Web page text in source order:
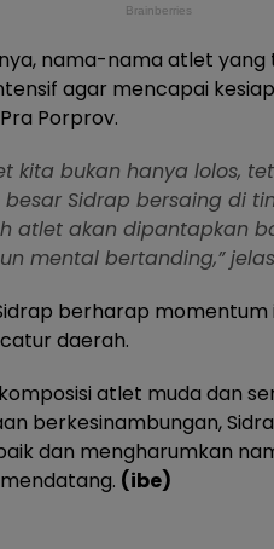
nama-nama atlet yang
agar mencapai
Porprov.
kita bukan hanya lolos,
Sidrap bersaing di
atlet akan dipantapkan
mental bertanding,”
berharap
daerah.
atlet muda dan
berkesinambungan,
dan mengharumkan
(ibe)